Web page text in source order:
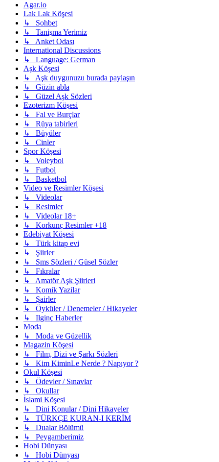
Agar.io
Lak Lak Köşesi
↳ Sohbet
↳ Tanişma Yerimiz
↳ Anket Odası
International Discussions
↳ Language: German
Aşk Köşesi
↳ Aşk duygunuzu burada paylaşın
↳ Güzin abla
↳ Güzel Aşk Sözleri
Ezoterizm Köşesi
↳ Fal ve Burçlar
↳ Rüya tabirleri
↳ Büyüler
↳ Cinler
Spor Köşesi
↳ Voleybol
↳ Futbol
↳ Basketbol
Video ve Resimler Köşesi
↳ Videolar
↳ Resimler
↳ Videolar 18+
↳ Korkunç Resimler +18
Edebiyat Köşesi
↳ Türk kitap evi
↳ Şiirler
↳ Sms Sözleri / Güsel Sözler
↳ Fıkralar
↳ Amatör Aşk Şiirleri
↳ Komik Yazilar
↳ Şairler
↳ Öyküler / Denemeler / Hikayeler
↳ Ilginç Haberler
Moda
↳ Moda ve Güzellik
Magazin Köşesi
↳ Film, Dizi ve Şarkı Sözleri
↳ Kim KiminLe Nerde ? Napıyor ?
Okul Köşesi
↳ Ödevler / Sınavlar
↳ Okullar
İslami Köşesi
↳ Dini Konular / Dini Hikayeler
↳ TÜRKÇE KURAN-I KERİM
↳ Dualar Bölümü
↳ Peygamberimiz
Hobi Dünyası
↳ Hobi Dünyası